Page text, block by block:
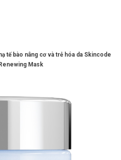
tế bào nâng cơ và trẻ hóa da Skincode
Mask